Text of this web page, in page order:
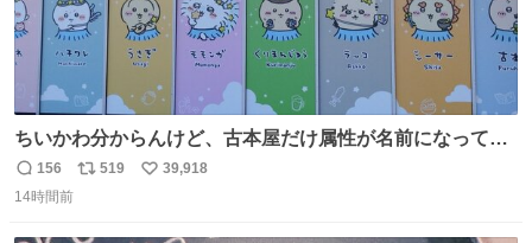
ちいかわ分からんけど、古本屋だけ属性が名前になってる
のはどういうこと？
返
信
156
リ
519
い
39,918
14時間前